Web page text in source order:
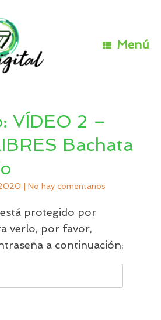
Menú
VÍDEO 2 –
Bachata
No hay comentarios
protegido por
verlo, por favor,
a continuación: